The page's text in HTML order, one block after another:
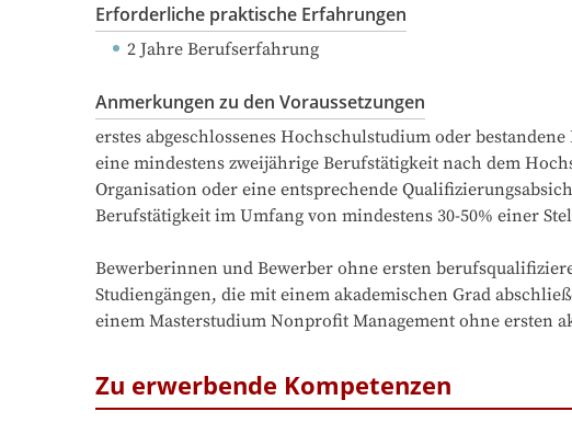
Erforderliche praktische Erfahrungen
2 Jahre Berufserfahrung
Anmerkungen zu den Voraussetzungen
erstes abgeschlossenes Hochschulstudium oder
eine mindestens zweijährige Berufstätigkeit nach dem
Organisation oder eine entsprechende
Berufstätigkeit im Umfang von mindestens 30-50% einer
Bewerberinnen und Bewerber ohne ersten
Studiengängen, die mit einem akademischen Grad
einem Masterstudium Nonprofit Management ohne ersten
Zu erwerbende Kompetenzen